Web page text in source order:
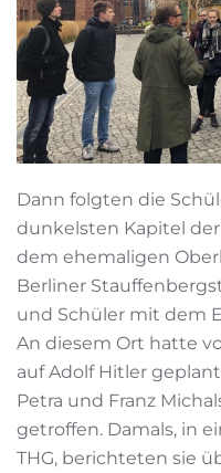
Dann folgten die
dunkelsten Kapitel
dem ehemaligen
Berliner
und Schüler mit dem
An diesem Ort hatte
auf Adolf Hitler
Petra und Franz
getroffen. Damals, in
THG, berichteten sie